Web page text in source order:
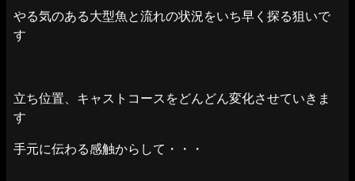
やる気のある大型魚と流れの状況をいち早く探る狙いで
す
立ち位置、キャストコースをどんどん変化させていきま
す
手元に伝わる感触からして・・・